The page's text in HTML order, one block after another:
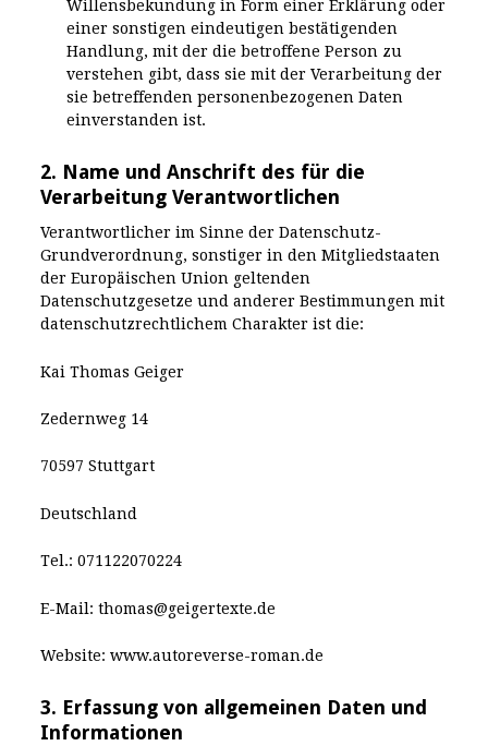
Willensbekundung in Form einer Erklärung oder
einer sonstigen eindeutigen bestätigenden
Handlung, mit der die betroffene Person zu
verstehen gibt, dass sie mit der Verarbeitung der
sie betreffenden personenbezogenen Daten
einverstanden ist.
2. Name und Anschrift des für die
Verarbeitung Verantwortlichen
Verantwortlicher im Sinne der Datenschutz-
Grundverordnung, sonstiger in den Mitgliedstaaten
der Europäischen Union geltenden
Datenschutzgesetze und anderer Bestimmungen mit
datenschutzrechtlichem Charakter ist die:
Kai Thomas Geiger
Zedernweg 14
70597 Stuttgart
Deutschland
Tel.: 071122070224
E-Mail: thomas@geigertexte.de
Website: www.autoreverse-roman.de
3. Erfassung von allgemeinen Daten und
Informationen